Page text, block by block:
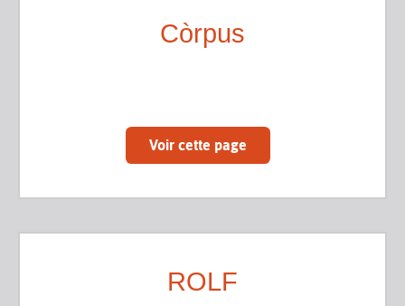
Còrpus
Voir cette page
ROLF